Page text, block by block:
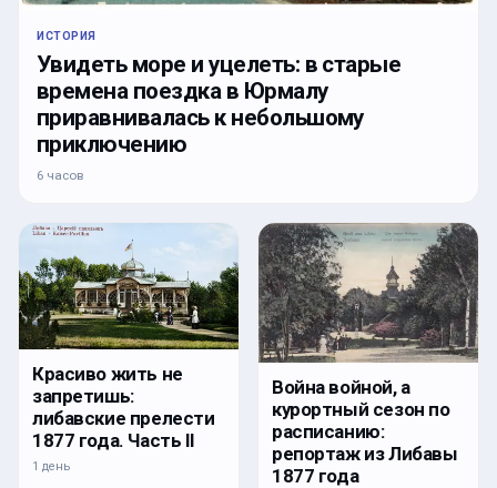
ИСТОРИЯ
Увидеть море и уцелеть: в старые
времена поездка в Юрмалу
приравнивалась к небольшому
приключению
6 часов
Красиво жить не
запретишь:
либавские прелести
1877 года. Часть II
1 день
Война войной, а
курортный сезон по
расписанию:
репортаж из Либавы
1877 года